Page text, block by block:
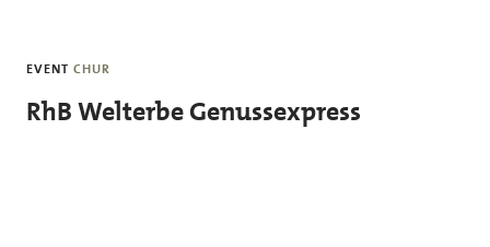
EVENT CHUR
RhB Welterbe Genussexpress